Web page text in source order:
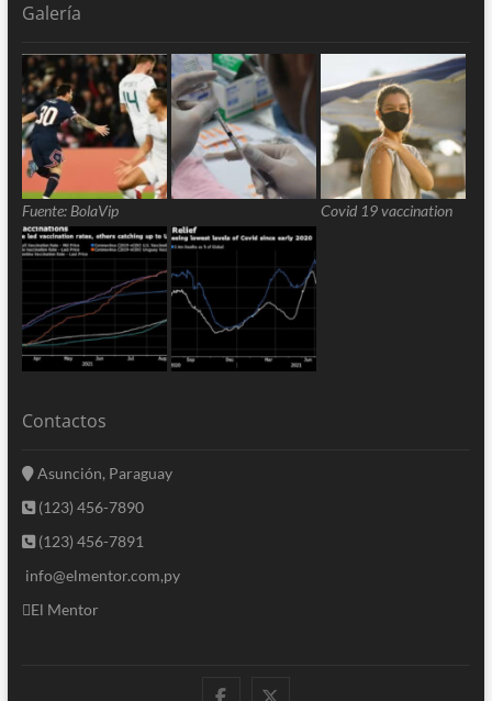
Galería
Fuente: BolaVip Covid 19 vaccination
Contactos
Asunción, Paraguay
(123) 456-7890
(123) 456-7891
info@elmentor.com,py
El Mentor
facebook